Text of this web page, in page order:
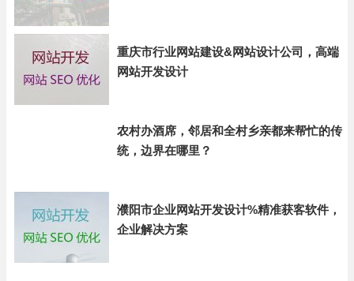
重庆市行业网站建设&网站设计公司，高端
网站开发设计
农村办酒席，邻居和全村乡亲都来帮忙的传
统，边界在哪里？
濮阳市企业网站开发设计%精准获客软件，
企业解决方案